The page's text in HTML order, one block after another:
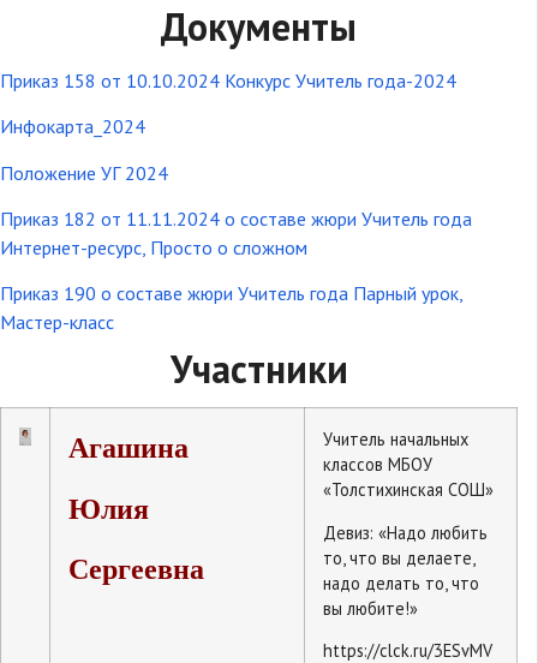
Документы
Приказ 158 от 10.10.2024 Конкурс Учитель года-2024
Инфокарта_2024
Положение УГ 2024
Приказ 182 от 11.11.2024 о составе жюри Учитель года
Интернет-ресурс, Просто о сложном
Приказ 190 о составе жюри Учитель года Парный урок,
Мастер-класс
Участники
Агашина
Юлия
Сергеевна
Учитель начальных
классов МБОУ
«Толстихинская СОШ»
Девиз: «Надо любить
то, что вы делаете,
надо делать то, что
вы любите!»
https://clck.ru/3ESvMV